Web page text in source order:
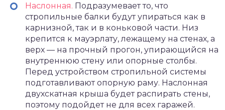
Наслонная. Подразумевает то, что
стропильные балки будут упираться как в
карнизной, так и в коньковой части. Низ
крепится к мауэрлату, лежащему на стенах, а
верх — на прочный прогон, упирающийся на
внутреннюю стену или опорные столбы.
Перед устройством стропильной системы
подготавливают опорную раму. Наслонная
двухскатная крыша будет распирать стены,
поэтому подойдет не для всех гаражей.